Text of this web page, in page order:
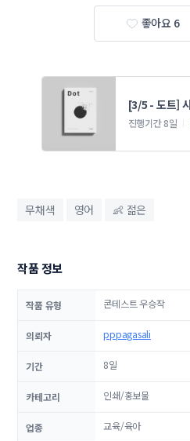
좋아요 6
[3/5 - 도트]
재 표지 콘테
진행기간 8일
무채색 영어 👶 젊은
작품 정보
작품 유형 콘테스트 우승작
의뢰자 pppagasali
기간 8일
카테고리 인쇄/홍보물
업종 교육/육아